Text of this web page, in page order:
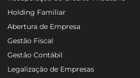
Recuperação de Crédito Tributário
Holding Familiar
Abertura de Empresa
Gestão Fiscal
Gestão Contábil